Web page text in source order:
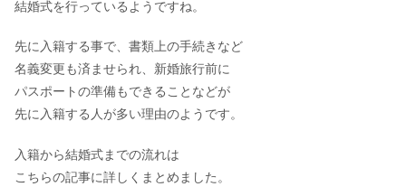
結婚式を行っているようですね。
先に入籍する事で、書類上の手続きなど
名義変更も済ませられ、新婚旅行前に
パスポートの準備もできることなどが
先に入籍する人が多い理由のようです。
入籍から結婚式までの流れは
こちらの記事に詳しくまとめました。